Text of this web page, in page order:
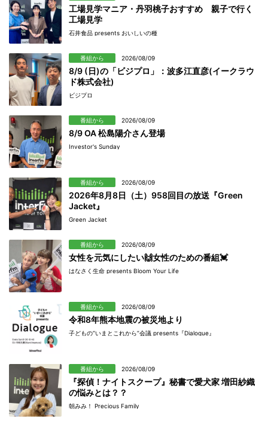
工場見学マニア・丹羽桃子おすすめ 親子で行く
工場見学
石井食品 presents おいしいの種
番組から 2026/08/09
8/9 (日)の「ビジプロ」：波多江直彦(イークラウ
ド株式会社)
ビジプロ
番組から 2026/08/09
8/9 OA 松島陽介さん登場
Investor's Sunday
番組から 2026/08/09
2026年8月8日（土）958回目の放送『Green
Jacket』
Green Jacket
番組から 2026/08/09
女性を元気にしたい🙌女性のための番組💓
はなさく生命 presents Bloom Your Life
番組から 2026/08/09
令和8年熊本地震の被災地より
子どもの“いまとこれから”会議 presents『Dialogue』
番組から 2026/08/09
『探偵！ナイトスクープ』秘書で愛犬家 増田紗織
の悩みとは？？
朝みみ！ Precious Family